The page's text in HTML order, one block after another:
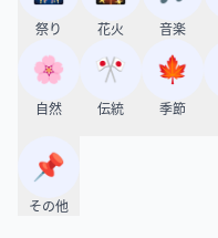
祭り 花火 音楽
🌸
自然
🎌
伝統
🍁
季節
📌
その他